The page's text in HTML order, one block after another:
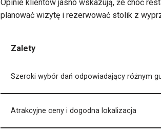
Opinie klientów jasno wskazują, że choć
planować wizytę i rezerwować stolik z
Zalety
Szeroki wybór dań odpowiadający różnym
Atrakcyjne ceny i dogodna lokalizacja